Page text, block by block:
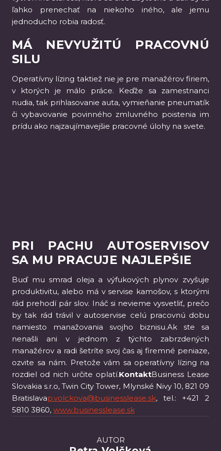
AUTOR
ľahko prenechať na niekoho iného, ale jemu
jednoducho robia radosť.
MÁ NEVYUŽITÚ PRACOVNÚ
SILU
Operatívny lízing taktiež nie je pre manažérov firiem,
v ktorých je málo práce. Keďže sa zamestnanci
nudia, tak prihlasovanie auta, vymieňanie pneumatík
či vybavovanie povinného zmluvného poistenia im
prídu ako najzaujímavejšie pracovné úlohy na svete.
PRI PACHU AUTOSERVISOV
SA MU PRACUJE NAJLEPŠIE
Buď mu smrad oleja a výfukových plynov zvyšuje
produktivitu, alebo má v servise kamošov, s ktorými
rád prehodí pár slov. Ináč si nevieme vysvetliť, prečo
by tak rád trávil v autoservise celú pracovnú dobu
namiesto manažovania svojho biznisu.Ak ste sa
nenašli ani v jednom z týchto zabrzdených
manažérov a radi šetríte svoj čas aj firemné peniaze,
ozvite sa nám. Pretože vám sa operatívny lízing na
rozdiel od nich určite oplatí.KontaktBusiness Lease
Slovakia s.r.o, Twin City Tower, Mlynské Nivy 10, 821 09
Bratislavap.volckova@businesslease.sk, tel.: +421 2
5810 3860, www.businesslease.sk